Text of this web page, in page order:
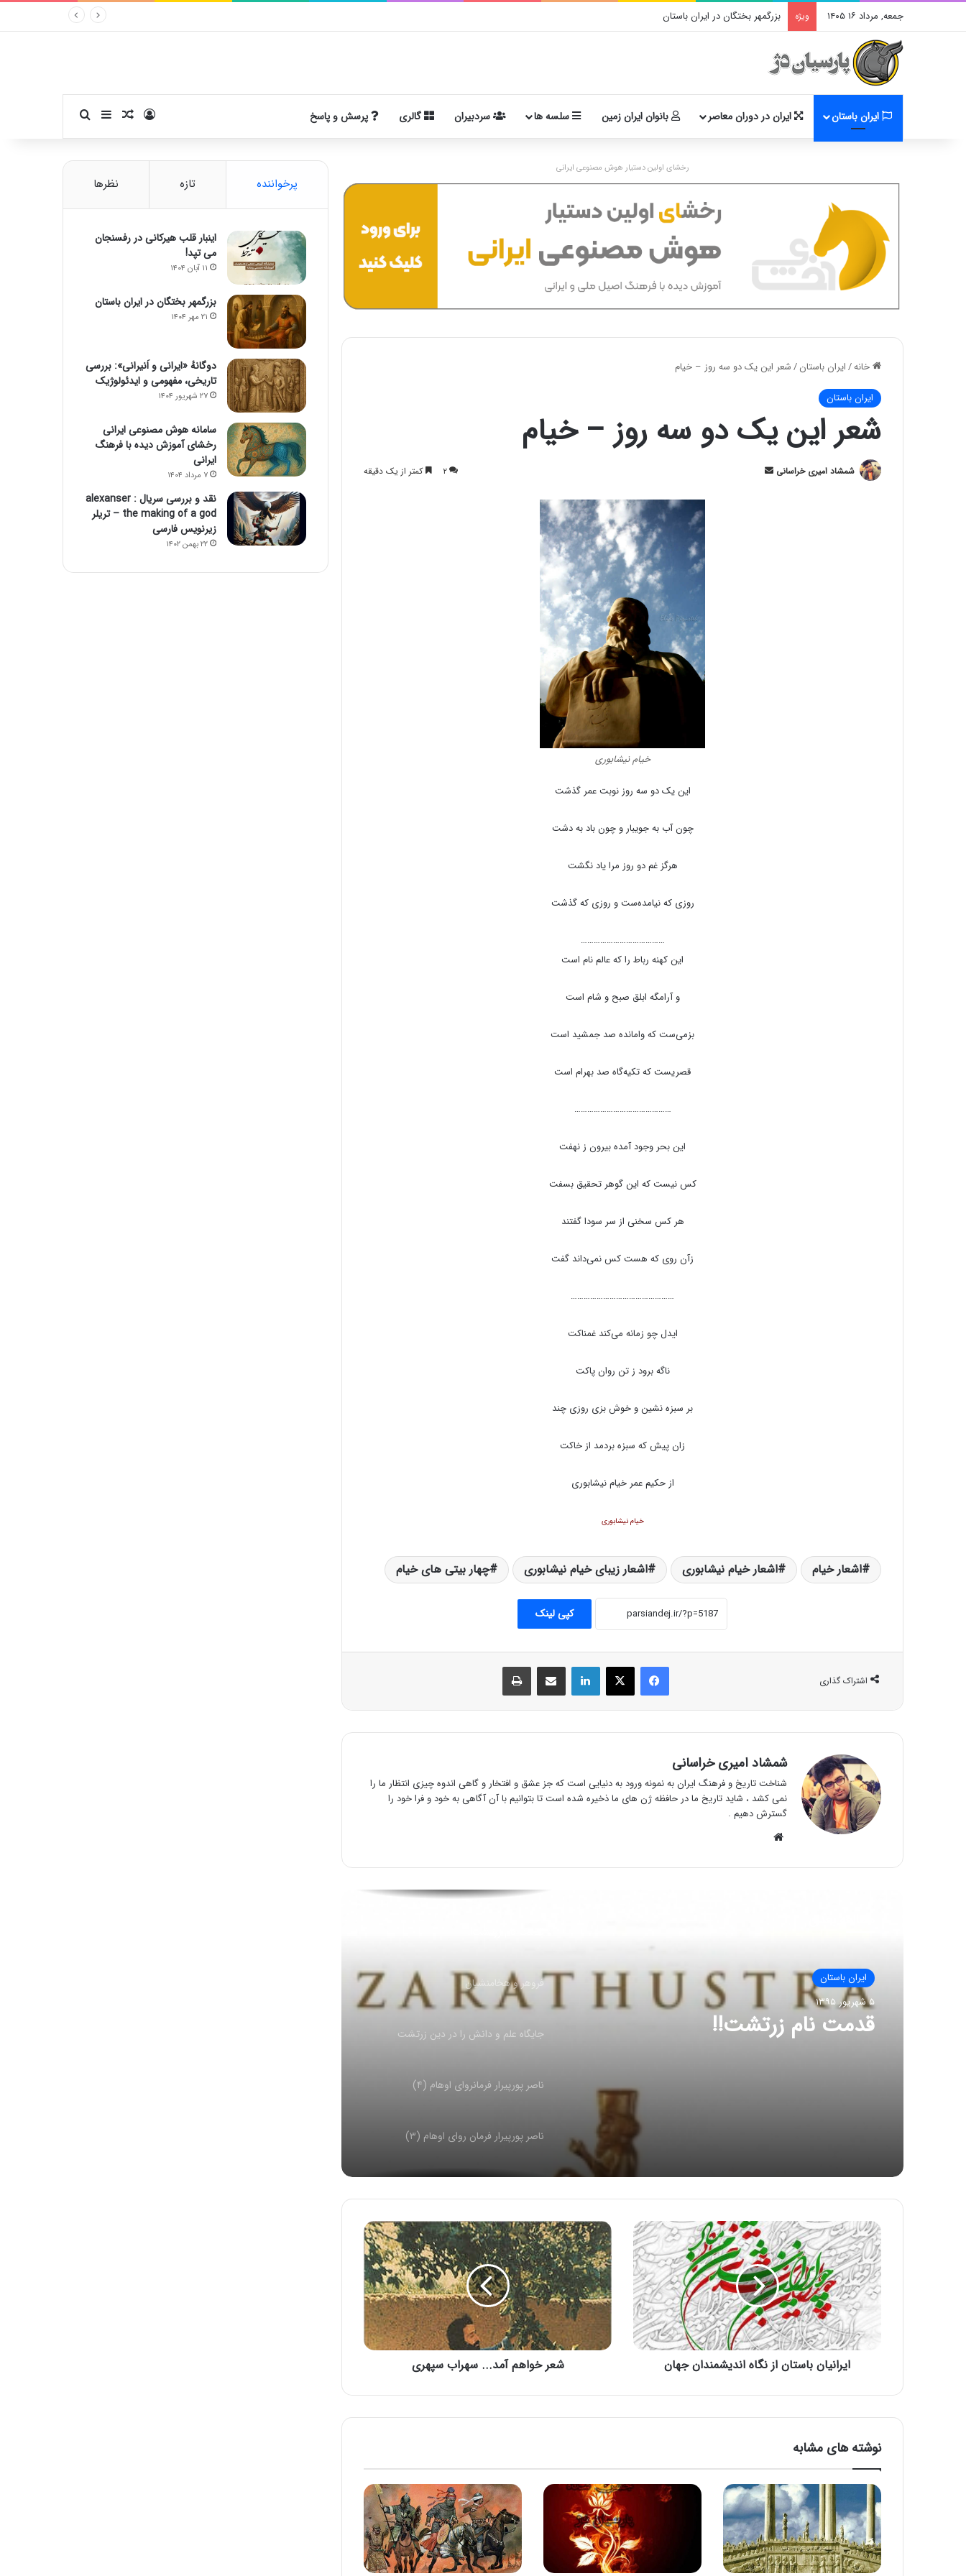
جمعه, مرداد ۱۶ ۱۴۰۵ ویژه بزرگمهر بختگان در ایران باستان
ایران باستان ایران در دوران معاصر بانوان ایران زمین سلسه ها سردبیران گالری پرسش و پاسخ ورودنوشته تصادفی
سایدبارجستجو برای
رخشای اولین دستیار هوش مصنوعی ایرانی
خانه/ایران باستان/شعر این یک دو سه روز – خیام
ایران باستان
شعر این یک دو سه روز – خیام
شمشاد امیری خراسانی
ارسال
۲ کمتر از یک دقیقه
خیام نیشابوری
این یک دو سه روز نوبت عمر گذشت
چون آب به جویبار و چون باد به دشت
هرگز غم دو روز مرا یاد نگشت
روزی که نیامده‌ست و روزی که گذشت
…………………………………
این کهنه رباط را که عالم نام است
و آرامگه ابلق صبح و شام است
بزمی‌ست که وامانده صد جمشید است
قصریست که تکیه‌گاه صد بهرام است
………………………………………
این بحر وجود آمده بیرون ز نهفت
کس نیست که این گوهر تحقیق بسفت
هر کس سخنی از سر سودا گفتند
زآن روی که هست کس نمی‌داند گفت
…………………………………………
ایدل چو زمانه می‌کند غمناکت
ناگه برود ز تن روان پاکت
بر سبزه نشین و خوش بزی روزی چند
زان پیش که سبزه بردمد از خاکت
از حکیم عمر خیام نیشابوری
خیام نیشابوری
اشعار خیام اشعار خیام نیشابوری اشعار زیبای خیام نیشابوری چهار بیتی های خیام
کپی لینک
اشتراک گذاری
فیس بوک X لینکدین اشتراک گذاری از طریق ایمیل چاپ
شمشاد امیری خراسانی
شناخت تاریخ و فرهنگ ایران به نمونه ورود به دنیایی است که جز عشق و افتخار و گاهی اندوه چیزی انتظار ما را
نمی کشد ، شاید تاریخ ما در حافظه ژن های ما ذخیره شده است تا بتوانیم با آن آگاهی به خود و فرا خود را
گسترش دهیم .
ایران باستان
۵ شهریور ۱۳۹۵
قدمت نام زرتشت!!
ناصر پورپیرار فرمان روای اوهام (۳)
ناصر پورپیرار فرمانروای اوهام (۲)
ناصر پورپیرار فرمان روای اوهام(۱)
همانی زمان و مکان و نام و نشان پادشاهان
پاسخ به گزاف گویی ها پیرامون تخت جمشید
فروهر و هخامنشیان
جایگاه علم و دانش را در دین زرتشت
ناصر پورپیرار فرمانروای اوهام (۴)
ناصر پورپیرار فرمان روای اوهام (۳)
ناصر پورپیرار فرمان روای اوهام(۱)
رد نظریه مهاجرت آریایی ها به ایران
همانی زمان و مکان و نام و نشان پادشاهان
ماد با کیانیان
و پاسارگاد
قدمت نام زرتشت!!
فروهر و هخامنشیان
جایگاه علم و دانش را در دین زرتشت
ایرانیان باستان از نگاه اندیشمندان جهان شعر خواهم آمد... سهراب سپهری
نوشته های مشابه
پرخواننده تازه نظرها
اینبار قلب هیرکانی در رفسنجان
می تپد!
۱۱ آبان ۱۴۰۴
بزرگمهر بختگان در ایران باستان
۲۱ مهر ۱۴۰۴
دوگانهٔ «ایرانی و اَنیرانی»: بررسی
تاریخی، مفهومی و ایدئولوژیک
۲۷ شهریور ۱۴۰۴
سامانه هوش مصنوعی ایرانی
رخشای آموزش دیده با فرهنگ
ایرانی
۷ مرداد ۱۴۰۴
نقد و بررسی سریال alexanser :
the making of a god – تریلر
زیرنویس فارسی
۲۲ بهمن ۱۴۰۲